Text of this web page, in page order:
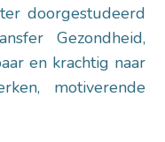
doorgestudeerd
Gezondheid,
en krachtig naar
motiverende